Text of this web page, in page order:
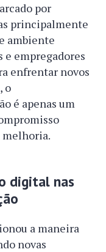
por
principalmente
ambiente
e empregadores
enfrentar novos
o
é apenas um
melhoria.
digital nas
a maneira
novas